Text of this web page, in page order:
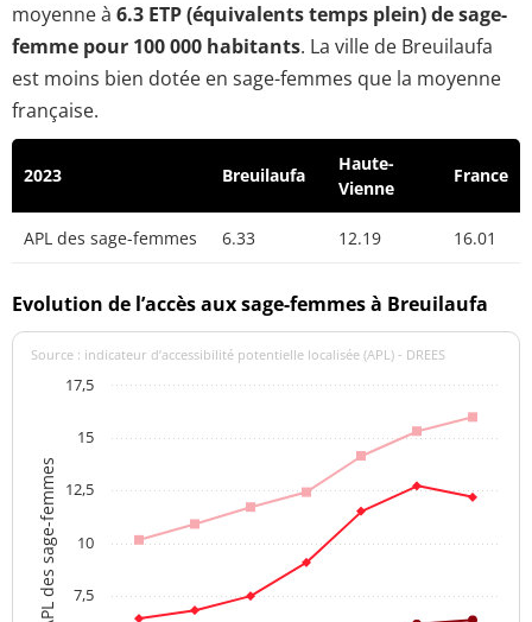
moyenne à 6.3 ETP (équivalents temps plein) de sage-
femme pour 100 000 habitants. La ville de Breuilaufa
est moins bien dotée en sage-femmes que la moyenne
française.
2023 Breuilaufa
Haute-
Vienne
France
APL des sage-femmes 6.33 12.19 16.01
Evolution de l’accès aux sage-femmes à Breuilaufa
APL des sage-femmes
Source : indicateur d’accessibilité potentielle localisée (APL) - DREES
7,5
10
12,5
15
17,5